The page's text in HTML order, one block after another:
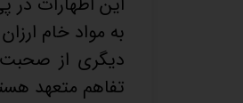
به مواد خام
دیگری از
تفاهم متعهد